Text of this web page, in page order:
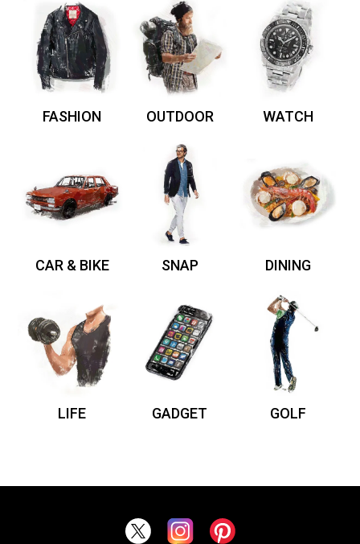
FASHION OUTDOOR WATCH
CAR & BIKE SNAP DINING
LIFE GADGET GOLF